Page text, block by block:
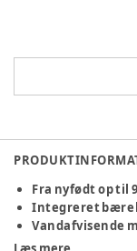
Fra nyfødt op til
Integreret
Vandafvisende